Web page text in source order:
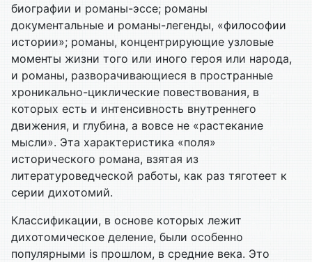
биографии и романы-эссе; романы
документальные и романы-легенды, «философии
истории»; романы, концентрирующие узловые
моменты жизни того или иного героя или народа,
и романы, разворачивающиеся в пространные
хроникально-циклические повествования, в
которых есть и интенсивность внутреннего
движения, и глубина, а вовсе не «растекание
мысли». Эта характеристика «поля»
исторического романа, взятая из
литературоведческой работы, как раз тяготеет к
серии дихотомий.
Классификации, в основе которых лежит
дихотомическое деление, были особенно
популярными is прошлом, в средние века. Это